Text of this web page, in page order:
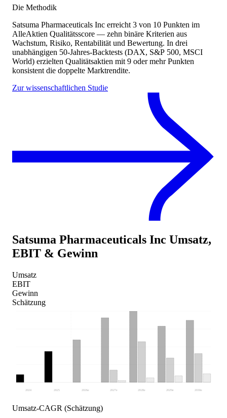
Die Methodik
Satsuma Pharmaceuticals Inc erreicht 3 von 10 Punkten im
AlleAktien Qualitätsscore — zehn binäre Kriterien aus
Wachstum, Risiko, Rentabilität und Bewertung. In drei
unabhängigen 50-Jahres-Backtests (DAX, S&P 500, MSCI
World) erzielten Qualitätsaktien mit 9 oder mehr Punkten
konsistent die doppelte Marktrendite.
Zur wissenschaftlichen Studie
Satsuma Pharmaceuticals Inc Umsatz,
EBIT & Gewinn
Umsatz
EBIT
Gewinn
Schätzung
2024 2025 2026e 2027e 2028e 2029e 2030e
Umsatz-CAGR (Schätzung)